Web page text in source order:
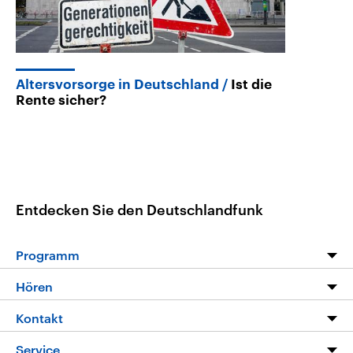
Altersvorsorge in Deutschland
Ist die
Rente sicher?
Entdecken Sie den Deutschlandfunk
Programm
Programm
Die Nachrichten
Hören
Livestream
Kontakt
Hörerservice
Service